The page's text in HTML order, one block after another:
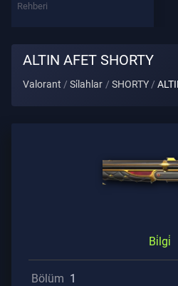
MAKALELER
Rehberi
ALTIN AFET SHORTY
Valorant Si̇lahlar SHORTY
Bi̇lgi̇
Bölüm 1